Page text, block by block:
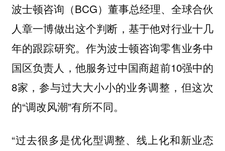
波士顿咨询（BCG）董事总经理、全球合伙
人章一博做出这个判断，基于他对行业十几
年的跟踪研究。作为波士顿咨询零售业务中
国区负责人，他服务过中国商超前10强中的
8家，参与过大大小小的业务调整，但这次
的“调改风潮”有所不同。
“过去很多是优化型调整、线上化和新业态